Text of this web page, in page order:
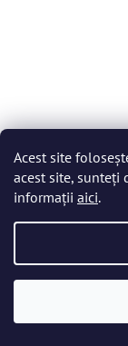
Acest site
acest site, sunteți
informații aici.